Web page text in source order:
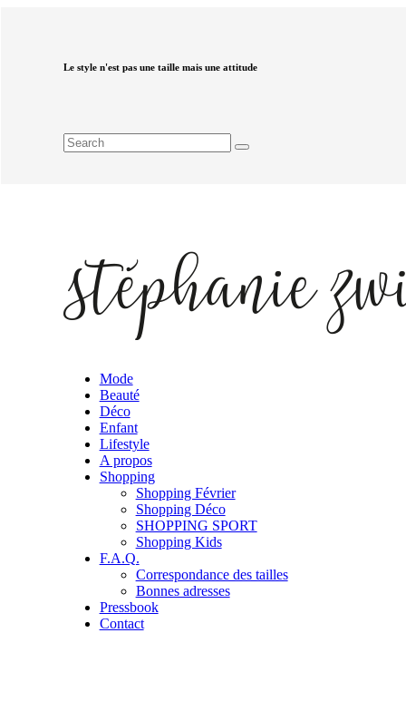
Le style n'est pas une taille mais une attitude
Mode
Beauté
Déco
Enfant
Lifestyle
A propos
Shopping
Shopping Février
Shopping Déco
SHOPPING SPORT
Shopping Kids
F.A.Q.
Correspondance des tailles
Bonnes adresses
Pressbook
Contact